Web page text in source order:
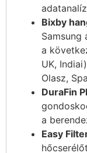
Bixby
Samsung
a
UK,
Olasz,
DuraFin
a
Easy